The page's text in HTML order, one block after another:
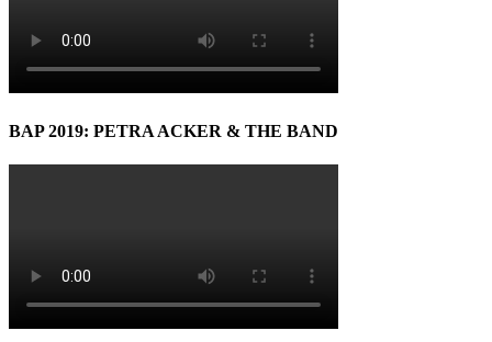
BAP 2019: PETRA ACKER & THE BAND